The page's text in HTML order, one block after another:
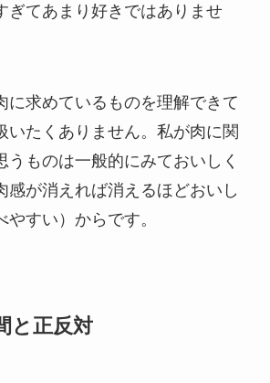
ぎてあまり好きではありませ
に求めているものを理解できて
いたくありません。私が肉に関
うものは一般的にみておいしく
感が消えれば消えるほどおいし
すい）からです。
と正反対